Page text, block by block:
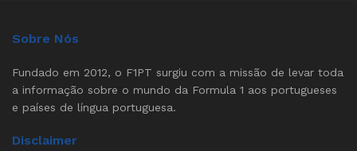
Sobre Nós
Fundado em 2012, o F1PT surgiu com a missão de levar toda
a informação sobre o mundo da Formula 1 aos portugueses
e países de língua portuguesa.
Disclaimer